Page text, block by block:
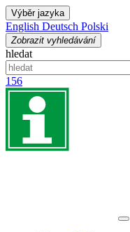
Výběr jazyka
English Deutsch Polski
Zobrazit vyhledávání
hledat
156